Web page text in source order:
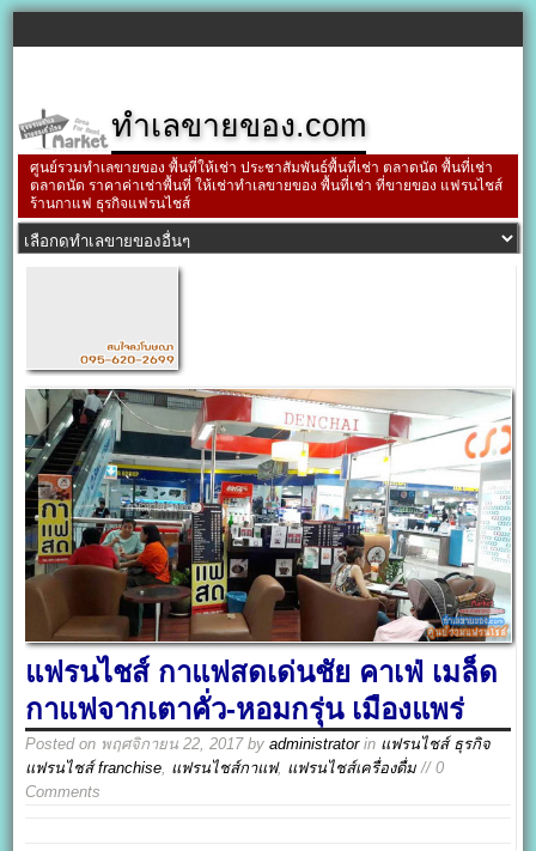
ทำเลขายของ.com
ศูนย์รวมทำเลขายของ พื้นที่ให้เช่า ประชาสัมพันธ์พื้นที่เช่า ตลาดนัด พื้นที่เช่า
ตลาดนัด ราคาค่าเช่าพื้นที่ ให้เช่าทำเลขายของ พื้นที่เช่า ที่ขายของ แฟรนไชส์
ร้านกาแฟ ธุรกิจแฟรนไชส์
แฟรนไชส์ กาแฟสดเด่นชัย คาเฟ่ เมล็ด
กาแฟจากเตาคั่ว-หอมกรุ่น เมืองแพร่
Posted on พฤศจิกายน 22, 2017byadministratorin แฟรนไชส์ ธุรกิจ
แฟรนไชส์ franchise, แฟรนไชส์กาแฟ, แฟรนไชส์เครื่องดื่ม // 0
Comments